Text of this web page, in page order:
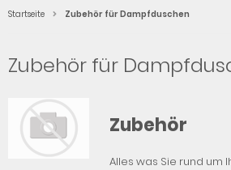
Startseite Zubehör für Dampfduschen
Zubehör für
Zubehör
Alles was Sie rund um